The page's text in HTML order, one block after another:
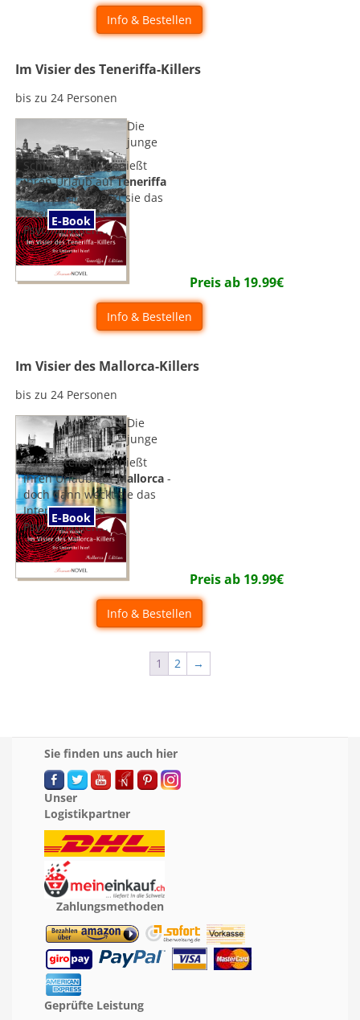
Info & Bestellen
Im Visier des Teneriffa-Killers
bis zu 24 Personen
E-Book
Die
junge
Schriftstellerin genießt
ihren Urlaub aufTeneriffa
- doch dann weckt sie das
Interesse eines
Psychopathen...
Preis ab 19.99€
Info & Bestellen
Im Visier des Mallorca-Killers
bis zu 24 Personen
E-Book
Die
junge
Schriftstellerin genießt
ihren Urlaub aufMallorca -
doch dann weckt sie das
Interesse eines
Psychopathen...
Preis ab 19.99€
Info & Bestellen
1 2 →
Sie finden uns auch hier
Unser
Logistikpartner
Zahlungsmethoden
Geprüfte Leistung